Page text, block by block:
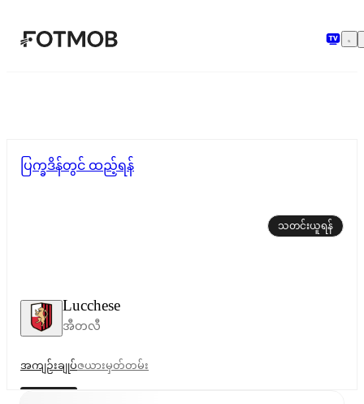
အဓိကအကြောင်းအရာသို့ ကျော်သွားရန်
Lucchese
အီတလီ
ပြက္ခဒိန်တွင် ထည့်ရန်
သတင်းယူရန်
အကျဉ်းချုပ်ဇယားမှတ်တမ်း